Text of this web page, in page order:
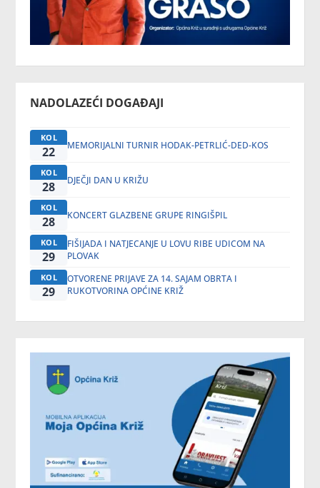
NADOLAZEĆI DOGAĐAJI
KOL
22 MEMORIJALNI TURNIR HODAK-PETRLIĆ-DED-KOS
KOL
28 DJEČJI DAN U KRIŽU
KOL
28 KONCERT GLAZBENE GRUPE RINGIŠPIL
KOL
29
FIŠIJADA I NATJECANJE U LOVU RIBE UDICOM NA
PLOVAK
KOL
29
OTVORENE PRIJAVE ZA 14. SAJAM OBRTA I
RUKOTVORINA OPĆINE KRIŽ